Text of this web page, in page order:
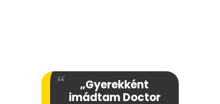
„Gyerekként
imádtam Doctor